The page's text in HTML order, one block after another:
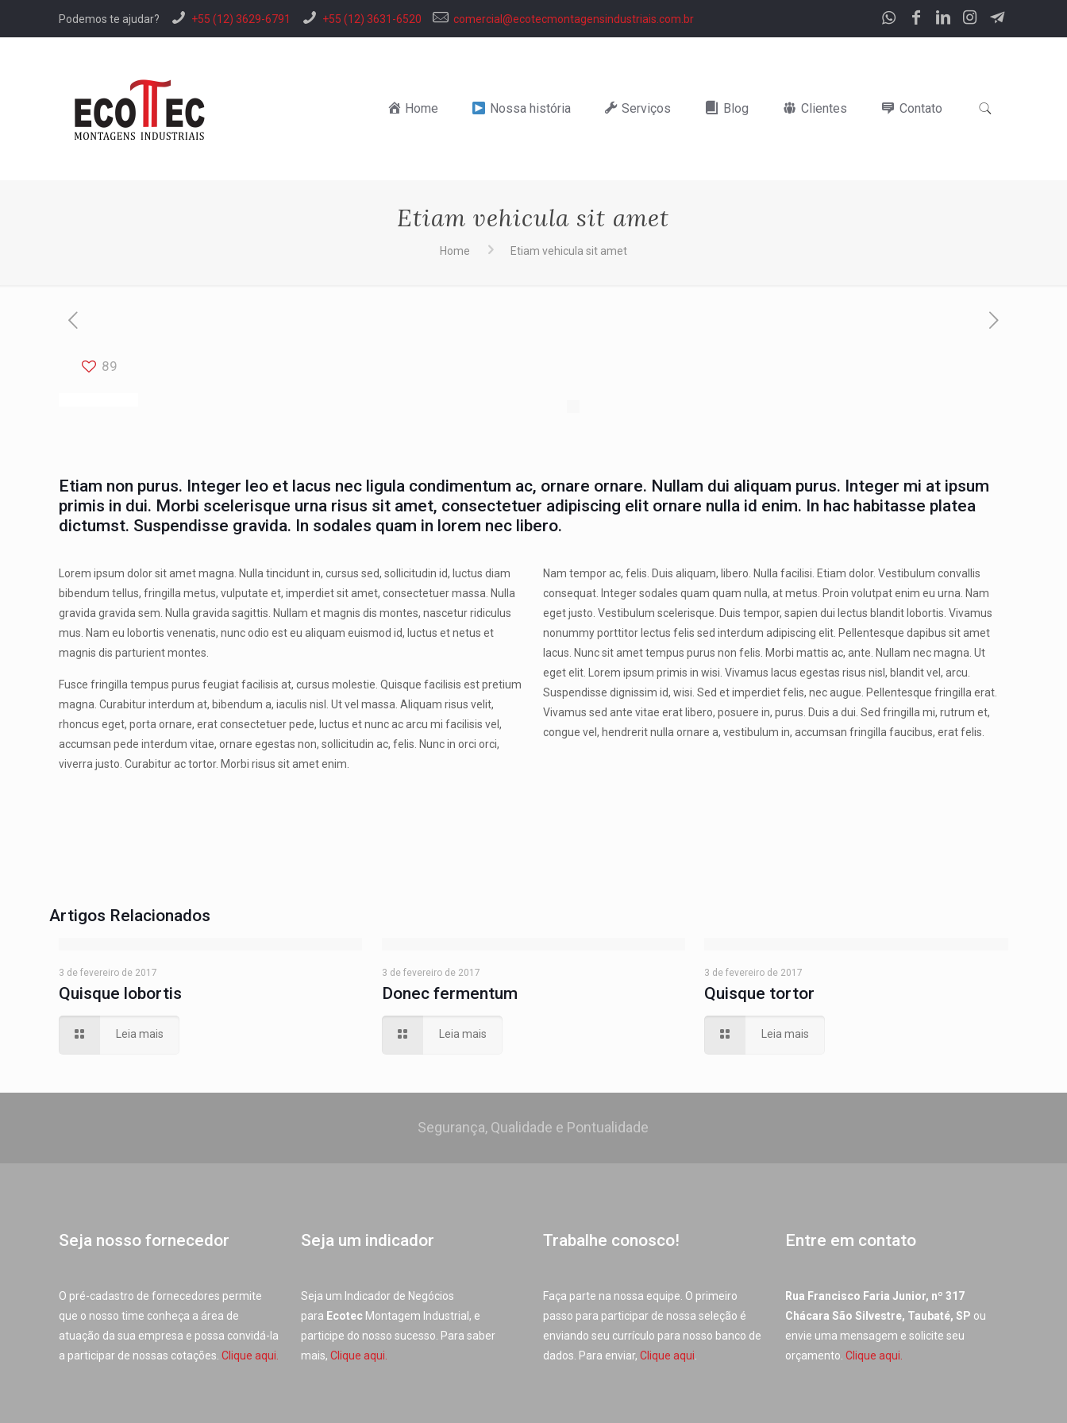
Podemos te ajudar? +55 (12) 3629-6791 +55 (12) 3631-6520 comercial@ecotecmontagensindustriais.com.br
Home Nossa história Serviços Blog Clientes Contato
Etiam vehicula sit amet
Home Etiam vehicula sit amet
89
Etiam non purus. Integer leo et lacus nec ligula condimentum ac, ornare ornare. Nullam dui aliquam purus. Integer mi at ipsum
primis in dui. Morbi scelerisque urna risus sit amet, consectetuer adipiscing elit ornare nulla id enim. In hac habitasse platea
dictumst. Suspendisse gravida. In sodales quam in lorem nec libero.
Lorem ipsum dolor sit amet magna. Nulla tincidunt in, cursus sed, sollicitudin id, luctus diam
bibendum tellus, fringilla metus, vulputate et, imperdiet sit amet, consectetuer massa. Nulla
gravida gravida sem. Nulla gravida sagittis. Nullam et magnis dis montes, nascetur ridiculus
mus. Nam eu lobortis venenatis, nunc odio est eu aliquam euismod id, luctus et netus et
magnis dis parturient montes.
Fusce fringilla tempus purus feugiat facilisis at, cursus molestie. Quisque facilisis est pretium
magna. Curabitur interdum at, bibendum a, iaculis nisl. Ut vel massa. Aliquam risus velit,
rhoncus eget, porta ornare, erat consectetuer pede, luctus et nunc ac arcu mi facilisis vel,
accumsan pede interdum vitae, ornare egestas non, sollicitudin ac, felis. Nunc in orci orci,
viverra justo. Curabitur ac tortor. Morbi risus sit amet enim.
Nam tempor ac, felis. Duis aliquam, libero. Nulla facilisi. Etiam dolor. Vestibulum convallis
consequat. Integer sodales quam quam nulla, at metus. Proin volutpat enim eu urna. Nam
eget justo. Vestibulum scelerisque. Duis tempor, sapien dui lectus blandit lobortis. Vivamus
nonummy porttitor lectus felis sed interdum adipiscing elit. Pellentesque dapibus sit amet
lacus. Nunc sit amet tempus purus non felis. Morbi mattis ac, ante. Nullam nec magna. Ut
eget elit. Lorem ipsum primis in wisi. Vivamus lacus egestas risus nisl, blandit vel, arcu.
Suspendisse dignissim id, wisi. Sed et imperdiet felis, nec augue. Pellentesque fringilla erat.
Vivamus sed ante vitae erat libero, posuere in, purus. Duis a dui. Sed fringilla mi, rutrum et,
congue vel, hendrerit nulla ornare a, vestibulum in, accumsan fringilla faucibus, erat felis.
Artigos Relacionados
3 de fevereiro de 2017
Quisque lobortis
Leia mais
3 de fevereiro de 2017
Donec fermentum
Leia mais
3 de fevereiro de 2017
Quisque tortor
Leia mais
Segurança, Qualidade e Pontualidade
Seja nosso fornecedor
O pré-cadastro de fornecedores permite
que o nosso time conheça a área de
atuação da sua empresa e possa convidá-la
a participar de nossas cotações.Clique aqui.
Seja um indicador
Seja um Indicador de Negócios
para Ecotec Montagem Industrial, e
participe do nosso sucesso. Para saber
mais,Clique aqui.
Trabalhe conosco!
Faça parte na nossa equipe. O primeiro
passo para participar de nossa seleção é
enviando seu currículo para nosso banco de
dados. Para enviar,Clique aqui
Entre em contato
Rua Francisco Faria Junior, nº 317
Chácara São Silvestre, Taubaté, SP ou
envie uma mensagem e solicite seu
orçamento.Clique aqui.